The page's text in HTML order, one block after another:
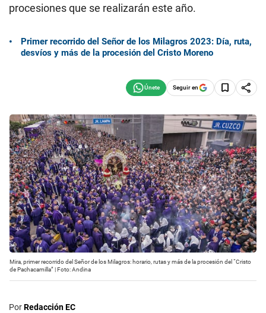
procesiones que se realizarán este año.
Primer recorrido del Señor de los Milagros 2023: Día, ruta,
desvíos y más de la procesión del Cristo Moreno
Seguir en
Mira, primer recorrido del Señor de los Milagros: horario, rutas y más de la procesión del “Cristo
de Pachacamilla” | Foto: Andina
PorRedacción EC